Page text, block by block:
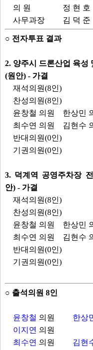
의 원
정 현 호
사무과장
김 덕 준
○ 전자투표 결과
2. 양주시 드론산업 육성
(원안) - 가결
재석의원(8인)
찬성의원(8인)
윤창철 의원
한상민
최수연 의원
김현수
반대의원(0인)
기권의원(0인)
3. 덕계역 공영주차장
안) - 가결
재석의원(8인)
찬성의원(8인)
윤창철 의원
한상민
최수연 의원
김현수
반대의원(0인)
기권의원(0인)
○ 출석의원 8인
윤창철 의원 한상
이지연 의원
최수연 의원 김현